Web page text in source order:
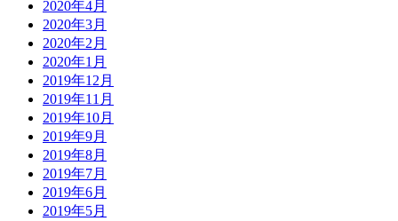
2020年4月
2020年3月
2020年2月
2020年1月
2019年12月
2019年11月
2019年10月
2019年9月
2019年8月
2019年7月
2019年6月
2019年5月